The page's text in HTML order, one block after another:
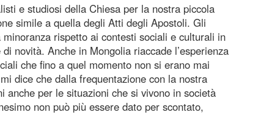
e studiosi della Chiesa per la nostra piccola
simile a quella degli Atti degli Apostoli. Gli
rispetto ai contesti sociali e culturali in
novità. Anche in Mongolia riaccade l’esperienza
che fino a quel momento non si erano mai
dice che dalla frequentazione con la nostra
anche per le situazioni che si vivono in società
non può più essere dato per scontato,